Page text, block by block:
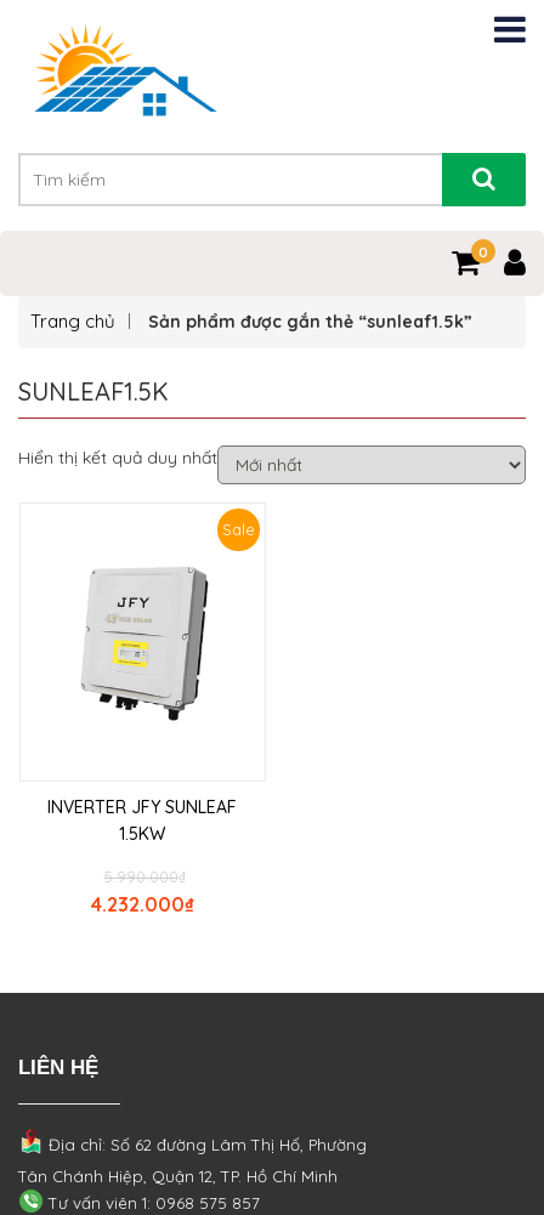
0
Trang chủ Sản phẩm được gắn thẻ “sunleaf1.5k”
SUNLEAF1.5K
Hiển thị kết quả duy nhất
Sale
INVERTER JFY SUNLEAF
1.5KW
₫
5.990.000
₫
4.232.000
LIÊN HỆ
Địa chỉ: Số 62 đường Lâm Thị Hố, Phường
Tân Chánh Hiệp, Quận 12, TP. Hồ Chí Minh
Tư vấn viên 1: 0968 575 857